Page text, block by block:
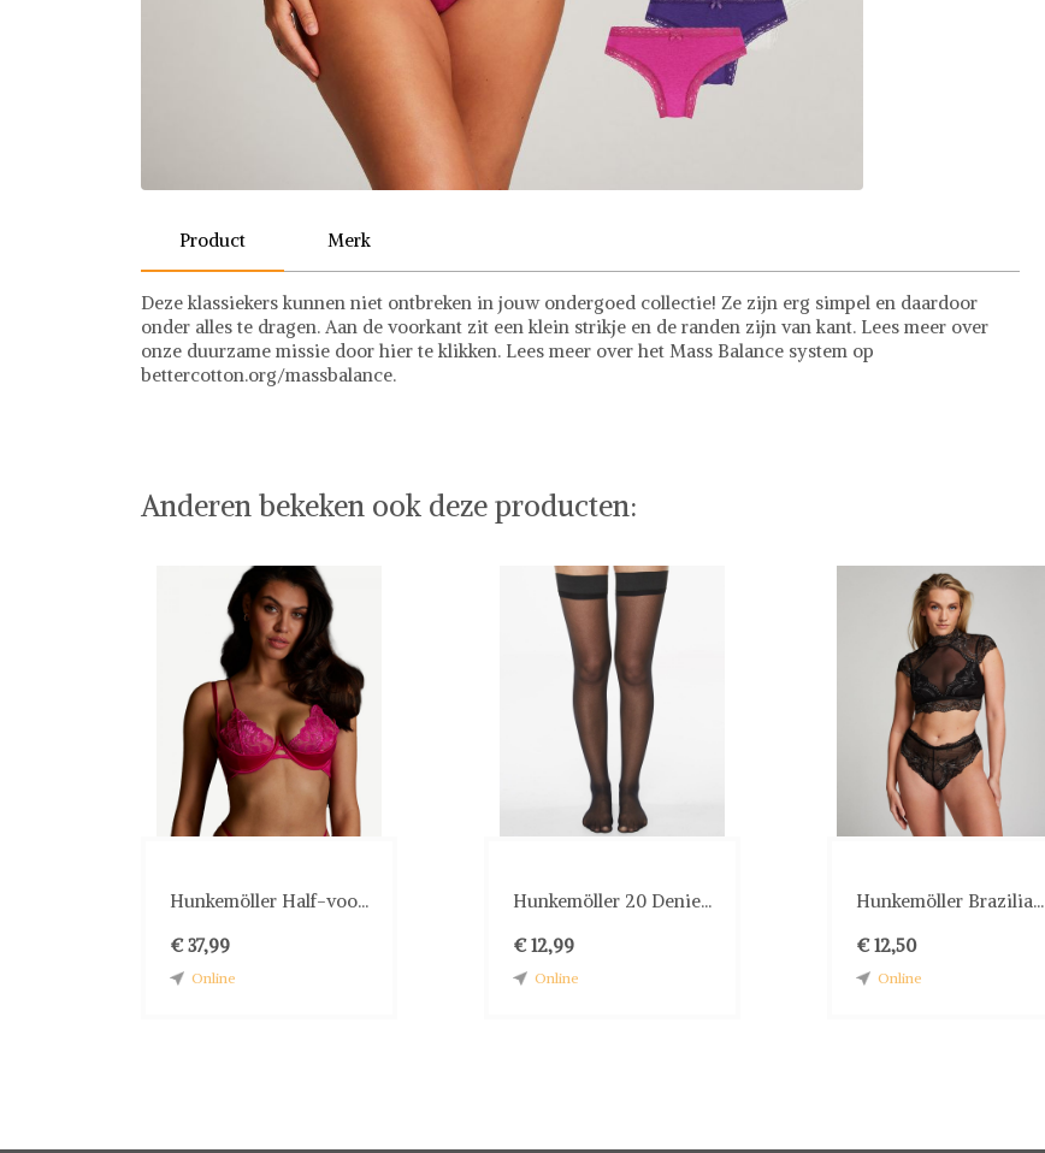
Product Merk
Deze klassiekers kunnen niet ontbreken in jouw ondergoed collectie! Ze zijn erg simpel en daardoor
onder alles te dragen. Aan de voorkant zit een klein strikje en de randen zijn van kant. Lees meer over
onze duurzame missie door hier te klikken. Lees meer over het Mass Balance system op
bettercotton.org/massbalance.
Anderen bekeken ook deze producten:
Hunkemöller Half-voo...
€ 37,99
Online
Hunkemöller 20 Denie...
€ 12,99
Online
Hunkemöller Brazilia...
€ 12,50
Online